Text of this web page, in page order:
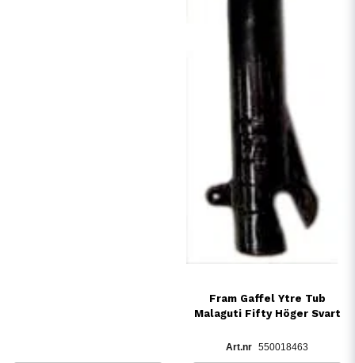
Fram Gaffel Ytre Tub
Malaguti Fifty Höger Svart
550018463